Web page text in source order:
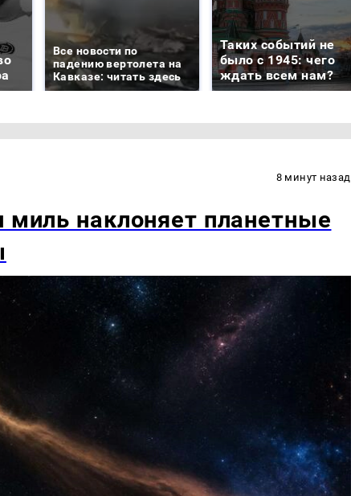
Все новости по
падению вертолета на
Кавказе: читать здесь
Таких событий не
было с 1945: чего
ждать всем нам?
8 минут назад
миль наклоняет планетные